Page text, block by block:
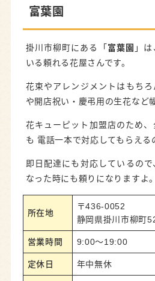
富葉園
掛川市柳町にある「 富葉園 」
いる頼れる花屋さんです。
花束やアレンジメントはもち
や開店祝い・慶弔用の生花など
花キューピット加盟店のため
も 電話一本で対応してもらえる
即日配達にも対応しているの
なった時にも頼りになりますよ。
所在地
〒436-0052
静岡県掛川市柳町
営業時間 9:00～19:00
定休日 年中無休